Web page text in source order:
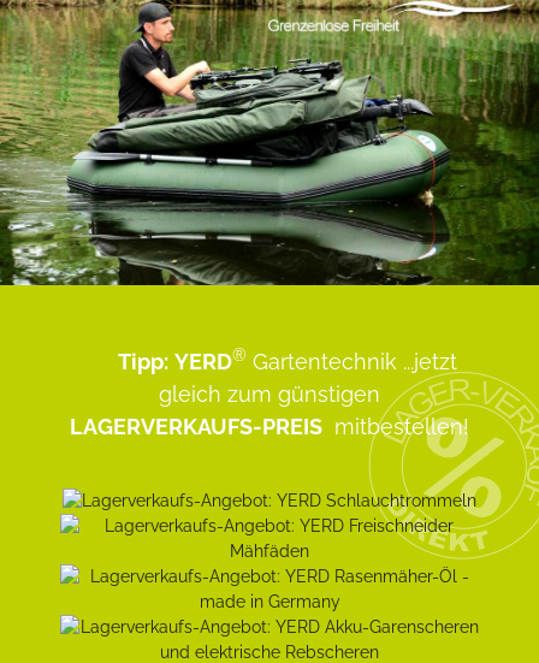
Tipp: YERD® Gartentechnik ...jetzt
gleich zum günstigen
LAGERVERKAUFS-PREIS mitbestellen!